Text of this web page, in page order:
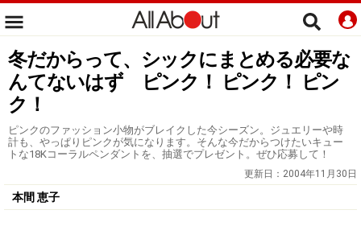
冬だからって、シックにまとめる必要な
んてないはず ピンク！ ピンク！ ピン
ク！
ピンクのファッション小物がブレイクした今シーズン。ジュエリーや時
計も、やっぱりピンクが気になります。そんな今だからつけたいキュー
トな18Kコーラルペンダントを、抽選でプレゼント。ぜひ応募して！
更新日： 2004年11月30日
本間 恵子